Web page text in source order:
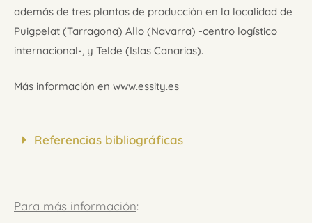
además de tres plantas de producción en la localidad de
Puigpelat (Tarragona) Allo (Navarra) -centro logístico
internacional-, y Telde (Islas Canarias).
Más información en www.essity.es
Referencias bibliográficas
Para más información: